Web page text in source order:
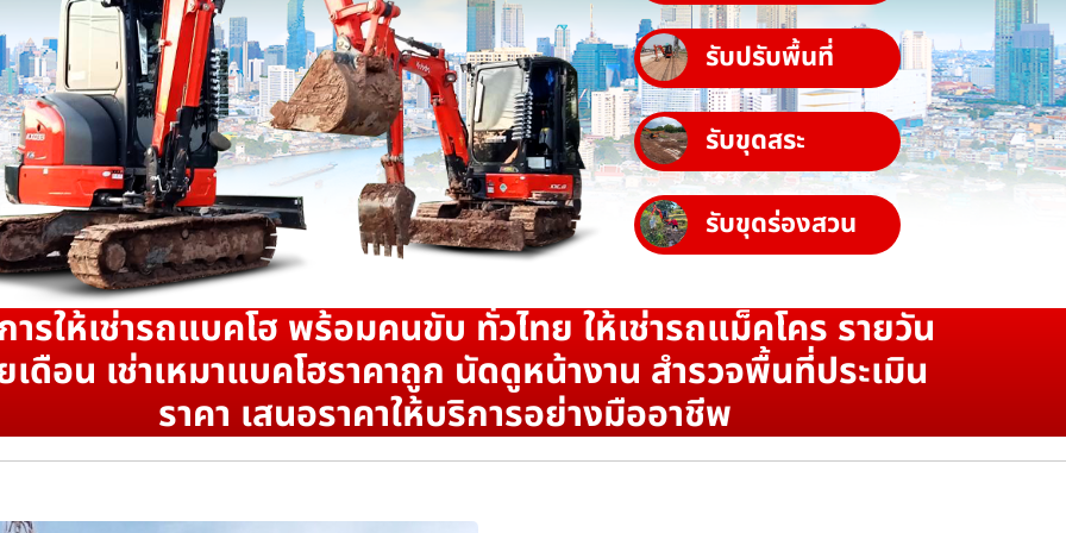
รับปรับพื้นที่
รับขุดสระ
รับขุดร่องสวน
ารให้เช่ารถแบคโฮ พร้อมคนขับ ทั่วไทย ให้เช่ารถแม็คโคร รายวัน
เดือน เช่าเหมาแบคโฮราคาถูก นัดดูหน้างาน สำรวจพื้นที่ประเมิน
ราคา เสนอราคาให้บริการอย่างมืออาชีพ